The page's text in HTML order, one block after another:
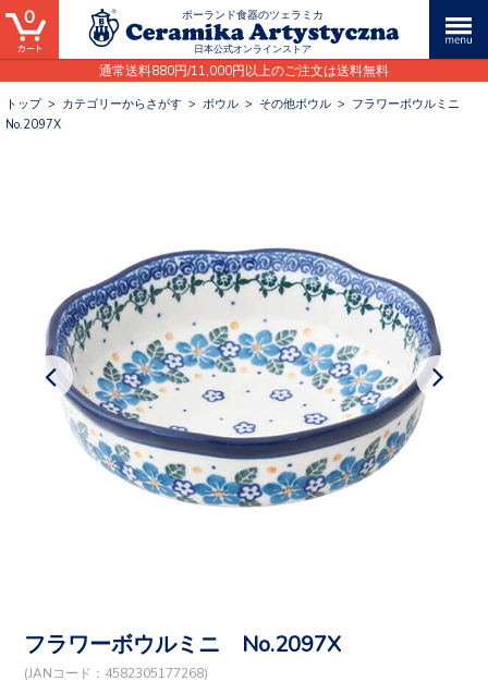
ポーランド食器のツェラミカ
日本公式オンラインストア
通常送料880円/11,000円以上のご注文は送料無料
0
トップ> カテゴリーからさがす > ボウル > その他ボウル > フラワーボウルミニ
No.2097X
フラワーボウルミニ No.2097X
(JANコード：4582305177268)